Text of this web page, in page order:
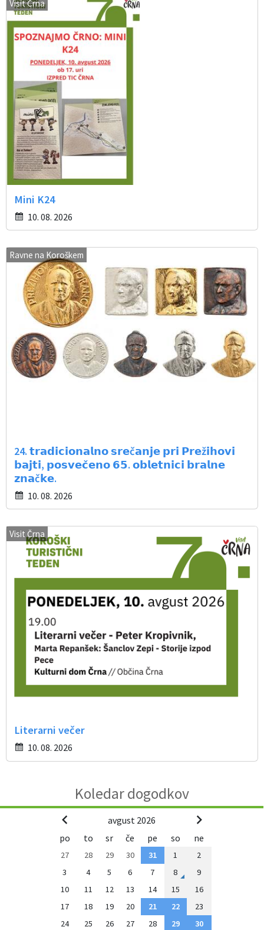
Visit Črna
Mini K24
10. 08. 2026
Ravne na Koroškem
24. 𝘁𝗿𝗮𝗱𝗶𝗰𝗶𝗼𝗻𝗮𝗹𝗻𝗼 𝘀𝗿𝗲č𝗮𝗻𝗷𝗲 𝗽𝗿𝗶 𝗣𝗿𝗲ž𝗶𝗵𝗼𝘃𝗶
𝗯𝗮𝗷𝘁𝗶, 𝗽𝗼𝘀𝘃𝗲𝗰̌𝗲𝗻𝗼 𝟲𝟱. 𝗼𝗯𝗹𝗲𝘁𝗻𝗶𝗰𝗶 𝗯𝗿𝗮𝗹𝗻𝗲
𝘇𝗻𝗮č𝗸𝗲.
10. 08. 2026
Visit Črna
Literarni večer
10. 08. 2026
Koledar dogodkov
avgust 2026
po
to sr če pe so ne
27 28 29 30 31 1
2
3
4 5 6 7 8
9
10
11 12 13 14 15
16
17
18 19 20 21 22
23
24
25 26 27 28 29
30